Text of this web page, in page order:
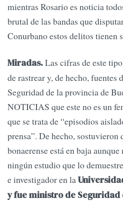
mientras Rosario es noticia
brutal de las bandas que
Conurbano estos delitos tienen
Miradas.Las cifras de este
de rastrear y, de hecho, fuentes
Seguridad de la provincia de
NOTICIAS que este no es un
que se trata de “episodios
prensa”. De hecho,
bonaerense está en baja
ningún estudio que lo
e investigador en la
y fue ministro de Seguridad